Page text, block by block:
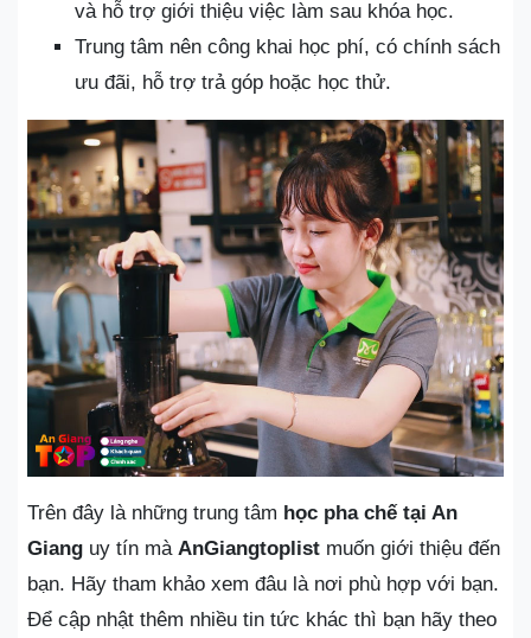
và hỗ trợ giới thiệu việc làm sau khóa học.
Trung tâm nên công khai học phí, có chính sách
ưu đãi, hỗ trợ trả góp hoặc học thử.
Trên đây là những trung tâm học pha chế tại An
Giang uy tín mà AnGiangtoplist muốn giới thiệu đến
bạn. Hãy tham khảo xem đâu là nơi phù hợp với bạn.
Để cập nhật thêm nhiều tin tức khác thì bạn hãy theo